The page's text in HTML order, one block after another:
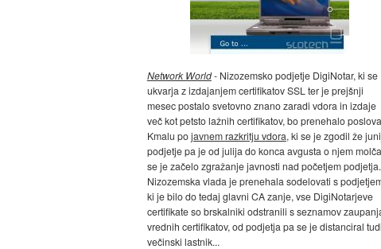
Network World- Nizozemsko podjetje DigiNotar, ki se
ukvarja z izdajanjem certifikatov SSL ter je prejšnji
mesec postalo svetovno znano zaradi vdora in izdaje
več kot petsto lažnih certifikatov, bo prenehalo
Kmalu pojavnem razkritju vdora, ki se je zgodil že
podjetje pa je od julija do konca avgusta o njem
se je začelo zgražanje javnosti nad početjem podjetja.
Nizozemska vlada je prenehala sodelovati s
ki je bilo do tedaj glavni CA zanje, vse DigiNotarjeve
certifikate so brskalniki odstranili s seznamov
vrednih certifikatov, od podjetja pa se je distanciral tudi
večinski lastnik...